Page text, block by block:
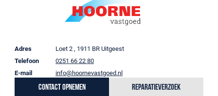
Adres
Loet 2 , 1911 BR Uitgeest
Telefoon
0251 66 22 80
E-mail
info@hoornevastgoed.nl
Contact opnemen Reparatieverzoek